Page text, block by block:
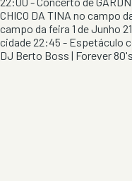
CHICO DA TINA no campo
campo da feira 1 de Junho
cidade 22:45 - Espetáculo
DJ Berto Boss | Forever